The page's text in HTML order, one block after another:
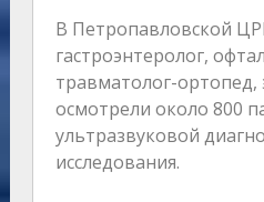
В Петропавловской
гастроэнтеролог,
травматолог-ортопед,
осмотрели около 800
ультразвуковой
исследования.